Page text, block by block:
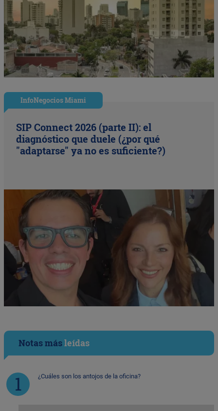
InfoNegocios Miami
SIP Connect 2026 (parte II): el
diagnóstico que duele (¿por qué
"adaptarse" ya no es suficiente?)
Notas másleídas
¿Cuáles son los antojos de la oficina?